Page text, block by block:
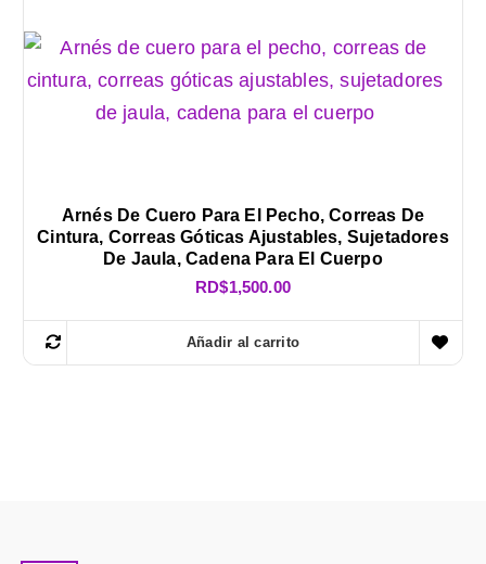
Arnés De Cuero Para El Pecho, Correas De
Cintura, Correas Góticas Ajustables, Sujetadores
De Jaula, Cadena Para El Cuerpo
RD$1,500.00
Añadir al carrito